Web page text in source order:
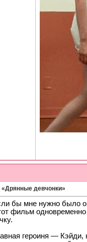
«Дрянные девчонки»
бы мне нужно было
фильм
героиня —